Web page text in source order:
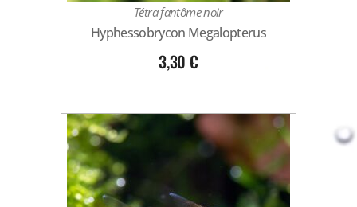
Tétra fantôme noir
Hyphessobrycon Megalopterus
3,30€